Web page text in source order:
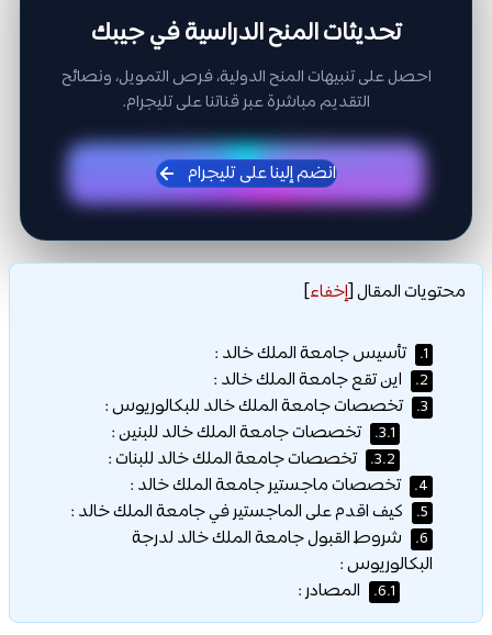
تحديثات المنح الدراسية في جيبك
احصل على تنبيهات المنح الدولية، فرص التمويل، ونصائح
التقديم مباشرة عبر قناتنا على تليجرام.
انضم إلينا على تليجرام
محتويات المقال[إخفاء]
1. تأسيس جامعة الملك خالد :
2. اين تقع جامعة الملك خالد :
3. تخصصات جامعة الملك خالد للبكالوريوس :
3.1. تخصصات جامعة الملك خالد للبنين :
3.2. تخصصات جامعة الملك خالد للبنات :
4. تخصصات ماجستير جامعة الملك خالد :
5. كيف اقدم على الماجستير في جامعة الملك خالد :
6.
شروط القبول جامعة الملك خالد لدرجة
البكالوريوس :
6.1. المصادر :